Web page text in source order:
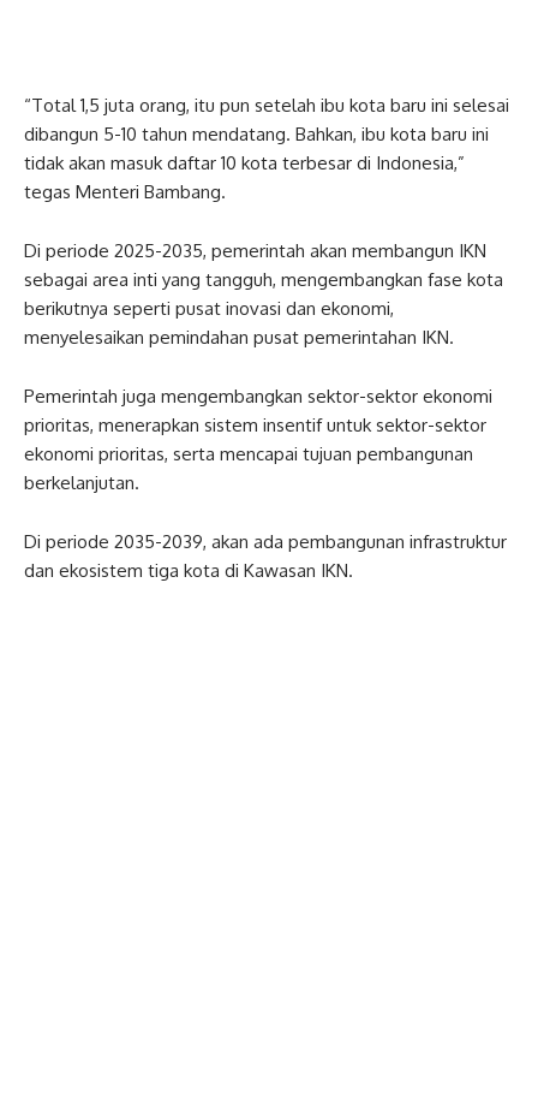
“Total 1,5 juta orang, itu pun setelah ibu kota baru ini selesai
dibangun 5-10 tahun mendatang. Bahkan, ibu kota baru ini
tidak akan masuk daftar 10 kota terbesar di Indonesia,”
tegas Menteri Bambang.
Di periode 2025-2035, pemerintah akan membangun IKN
sebagai area inti yang tangguh, mengembangkan fase kota
berikutnya seperti pusat inovasi dan ekonomi,
menyelesaikan pemindahan pusat pemerintahan IKN.
Pemerintah juga mengembangkan sektor-sektor ekonomi
prioritas, menerapkan sistem insentif untuk sektor-sektor
ekonomi prioritas, serta mencapai tujuan pembangunan
berkelanjutan.
Di periode 2035-2039, akan ada pembangunan infrastruktur
dan ekosistem tiga kota di Kawasan IKN.